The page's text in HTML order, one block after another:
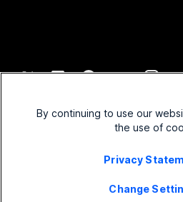
安全性
啟動
混合式工作
包容性
聯絡銷售人
Webex 思想領
Webex Merch
職業
隱私權聲明
By continuing to use our
the use of
Privacy
Change